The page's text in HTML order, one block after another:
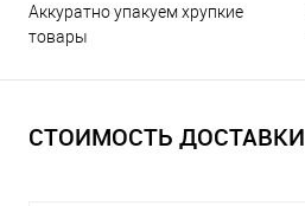
Аккуратно упакуем хрупкие
товары
СТОИМОСТЬ ДОСТАВКИ